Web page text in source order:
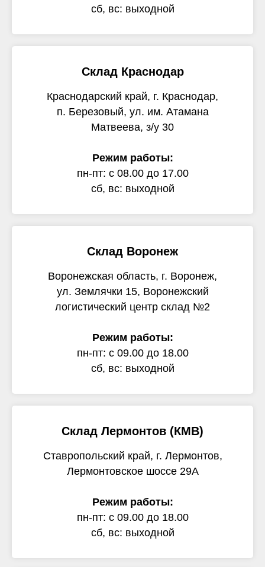
сб, вс: выходной
Склад Краснодар
Краснодарский край, г. Краснодар,
п. Березовый, ул. им. Атамана
Матвеева, з/у 30
Режим работы:
пн-пт: с 08.00 до 17.00
сб, вс: выходной
Склад Воронеж
Воронежская область, г. Воронеж,
ул. Землячки 15, Воронежский
логистический центр склад №2
Режим работы:
пн-пт: с 09.00 до 18.00
сб, вс: выходной
Склад Лермонтов (КМВ)
Ставропольский край, г. Лермонтов,
Лермонтовское шоссе 29А
Режим работы:
пн-пт: с 09.00 до 18.00
сб, вс: выходной